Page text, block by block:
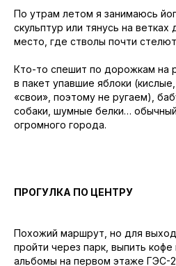
По утрам летом я занимаюсь
скульптур или тянусь на
место, где стволы почти
Кто-то спешит по дорожкам на
в пакет упавшие яблоки
«свои», поэтому не ругаем),
собаки, шумные белки…
огромного города.
ПРОГУЛКА ПО ЦЕНТРУ
Похожий маршрут, но для
пройти через парк, выпить
альбомы на первом этаже ГЭС-